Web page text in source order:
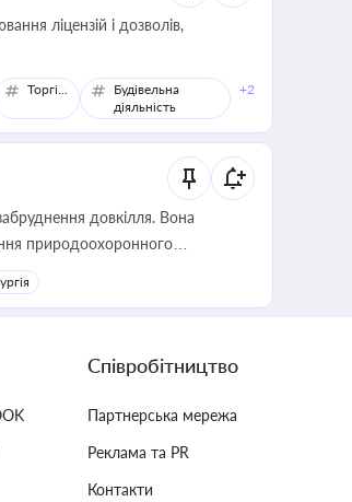
ліцензій і дозволів,
Торгівля
Будівельна
діяльність
+2
довкілля. Вона
природоохоронного
Співробітництво
Партнерська мережа
Реклама та PR
Контакти